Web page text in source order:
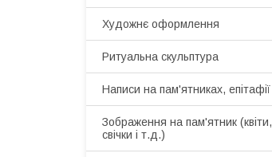
Художнє оформлення
Ритуальна скульптура
Написи на пам'ятниках, епітафії
Зображення на пам'ятник (квіти,
свічки і т.д.)